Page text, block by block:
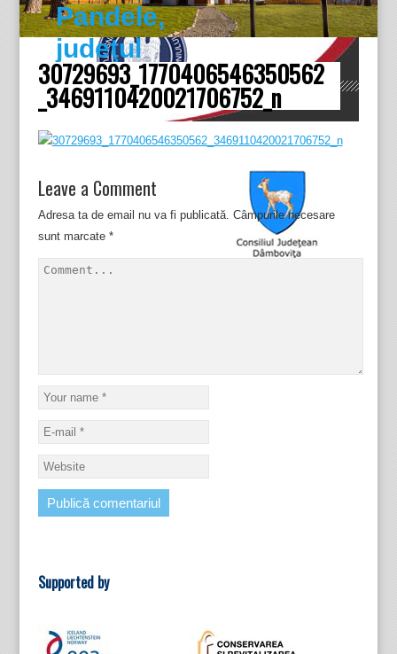
Pandele,
judeţul
Dâmboviţa
30729693_1770406546350562
_3469110420021706752_n
Leave a Comment
Adresa ta de email nu va fi publicată. Câmpurile necesare
sunt marcate *
Supported by